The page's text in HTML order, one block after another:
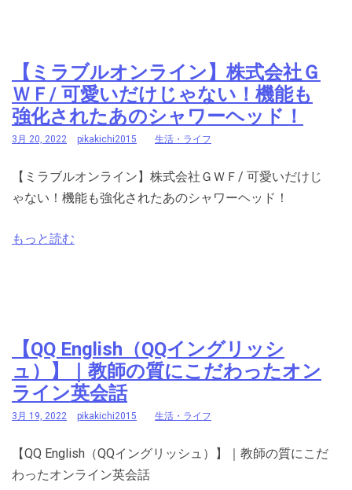
【ミラブルオンライン】株式会社Ｇ
ＷＦ/ 可愛いだけじゃない！機能も
強化されたあのシャワーヘッド！
3月 20, 2022 pikakichi2015 生活・ライフ
【ミラブルオンライン】株式会社ＧＷＦ/ 可愛いだけじ
ゃない！機能も強化されたあのシャワーヘッド！
もっと読む
【QQ English（QQイングリッシ
ュ）】｜教師の質にこだわったオン
ライン英会話
3月 19, 2022 pikakichi2015 生活・ライフ
【QQ English（QQイングリッシュ）】｜教師の質にこだ
わったオンライン英会話